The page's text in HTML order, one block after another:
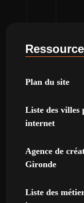
Plan du site
Liste des villes
internet
Agence de
Gironde
Liste des